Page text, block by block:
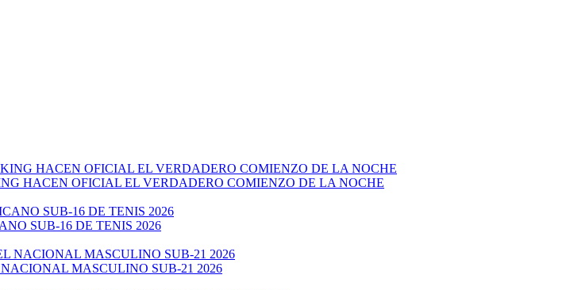
HACEN OFICIAL EL VERDADERO COMIENZO DE LA NOCHE
SUB-16 DE TENIS 2026
MASCULINO SUB-21 2026